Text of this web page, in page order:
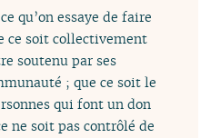
qu’on essaye de faire
ce soit collectivement
soutenu par ses
; que ce soit le
qui font un don
ne soit pas contrôlé de